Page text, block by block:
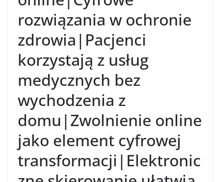
rozwiązania w ochronie
zdrowia|Pacjenci
korzystają z usług
medycznych bez
wychodzenia z
domu|Zwolnienie online
jako element cyfrowej
transformacji|Elektronic